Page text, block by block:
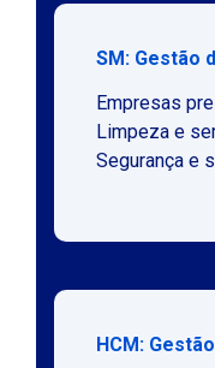
SM: Gestão
Empresas
Limpeza e
Segurança e
HCM: